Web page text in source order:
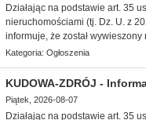
Działając na podstawie art. 35
nieruchomościami (tj. Dz. U. z
informuje, że został wywieszony
Kategoria: Ogłoszenia
KUDOWA-ZDRÓJ -
Piątek, 2026-08-07
Działając na podstawie art. 35